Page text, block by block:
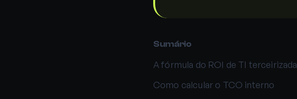
Sumário
A fórmula do ROI de TI terceirizada
Como calcular o TCO interno